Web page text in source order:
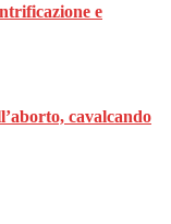
e
cavalcando